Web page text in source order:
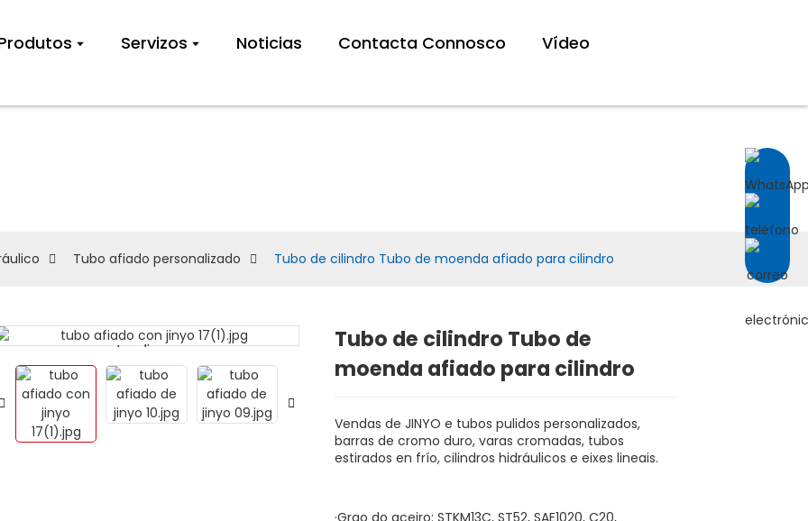
Servizos Noticias Contacta Connosco Vídeo
afiado
Tubo afiado personalizado Tubo de cilindro Tubo de moenda afiado para cilindro
Loading...
Loading... Loading...
Loading...
Tubo de cilindro Tubo de
moenda afiado para cilindro
Vendas de JINYO e tubos pulidos personalizados,
barras de cromo duro, varas cromadas, tubos
estirados en frío, cilindros hidráulicos e eixes lineais.
·Grao do aceiro: STKM13C, ST52, SAE1020, C20,